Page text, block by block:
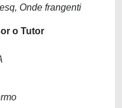
Onde frangenti
o Tutor